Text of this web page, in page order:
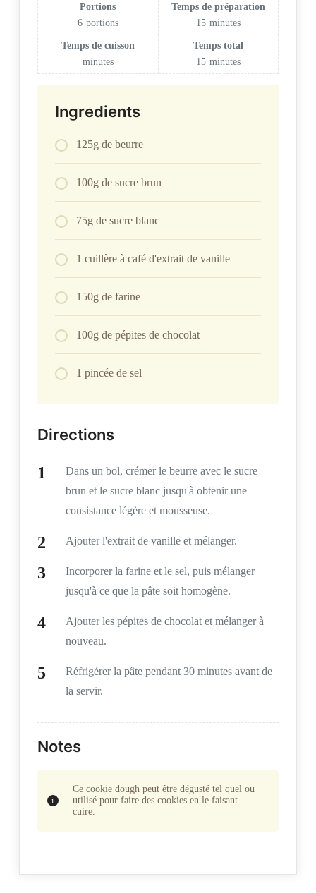
Portions
6 portions
Temps de préparation
15 minutes
Temps de cuisson
minutes
Temps total
15 minutes
Ingredients
125g de beurre
100g de sucre brun
75g de sucre blanc
1 cuillère à café d'extrait de vanille
150g de farine
100g de pépites de chocolat
1 pincée de sel
Directions
Dans un bol, crémer le beurre avec le sucre
brun et le sucre blanc jusqu'à obtenir une
consistance légère et mousseuse.
Ajouter l'extrait de vanille et mélanger.
Incorporer la farine et le sel, puis mélanger
jusqu'à ce que la pâte soit homogène.
Ajouter les pépites de chocolat et mélanger à
nouveau.
Réfrigérer la pâte pendant 30 minutes avant de
la servir.
Notes
Ce cookie dough peut être dégusté tel quel ou
utilisé pour faire des cookies en le faisant
cuire.